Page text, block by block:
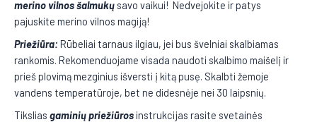
merino vilnos šalmukų savo vaikui! Nedvejokite ir patys
pajuskite merino vilnos magiją!
Priežiūra: Rūbeliai tarnaus ilgiau, jei bus švelniai skalbiamas
rankomis. Rekomenduojame visada naudoti skalbimo maišelį ir
prieš plovimą mezginius išversti į kitą pusę. Skalbti žemoje
vandens temperatūroje, bet ne didesnėje nei 30 laipsnių.
Tikslias gaminių priežiūrosinstrukcijas rasite svetainės